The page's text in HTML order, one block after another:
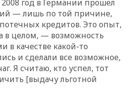
республиканцев поддержать
Вэнса на выборах 2028 года
вчера, 19:20 Число ломбардов
в РФ превысило максимум
2022 года
вчера, 19:15Жуковский и
аэропорт Геленджика
возобновили работу
год в Германии прошел
— лишь по той причине,
кредитов. Это опыт,
в целом, — возможность
в качестве какой-то
и сделали все возможное,
Я считаю, кто успел, тот
[выдачу льготной